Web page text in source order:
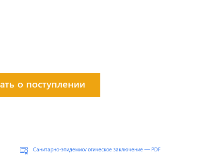
о поступлении
Санитарно-эпидемиологическое заключение — PDF